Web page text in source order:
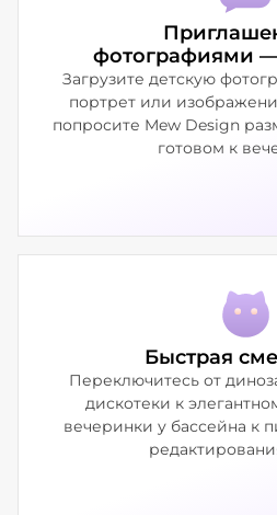
фотографиями —
Загрузите детскую
портрет или
попросите Mew Design
готовом к
Быстрая
Переключитесь от
дискотеки к
вечеринки у бассейна к